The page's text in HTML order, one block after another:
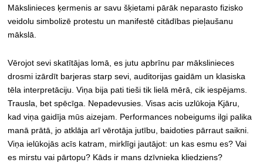
Mākslinieces ķermenis ar savu šķietami pārāk neparasto fizisko
veidolu simbolizē protestu un manifestē citādības pieļaušanu
mākslā.
Vērojot sevi skatītājas lomā, es jutu apbrīnu par mākslinieces
drosmi izārdīt barjeras starp sevi, auditorijas gaidām un klasiska
tēla interpretāciju. Viņa bija pati tieši tik lielā mērā, cik iespējams.
Trausla, bet spēcīga. Nepadevusies. Visas acis uzlūkoja Kjāru,
kad viņa gaidīja mūs aizejam. Performances nobeigums ilgi palika
manā prātā, jo atklāja arī vērotāja jutību, baidoties pārraut saikni.
Viņa ielūkojās acīs katram, mirklīgi jautājot: un kas esmu es? Vai
es mirstu vai pārtopu? Kāds ir mans dzīvnieka kliedziens?